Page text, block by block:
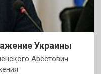
Украины
Арестович